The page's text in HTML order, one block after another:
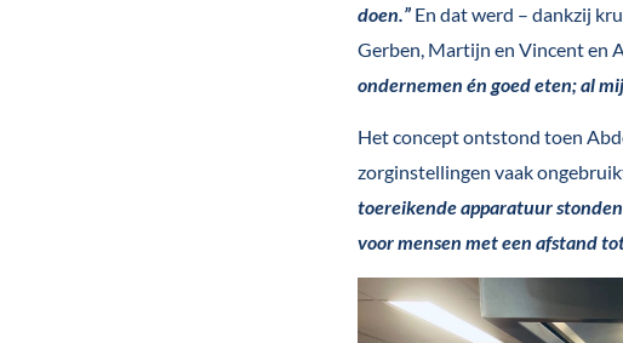
doen.” En dat werd – dankzij
Gerben, Martijn en Vincent en
ondernemen én goed eten; al
Het concept ontstond toen
zorginstellingen vaak
toereikende apparatuur
voor mensen met een afstand